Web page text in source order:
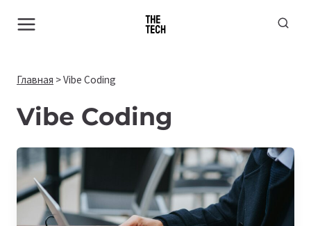
Главная >Vibe Coding
Vibe Coding